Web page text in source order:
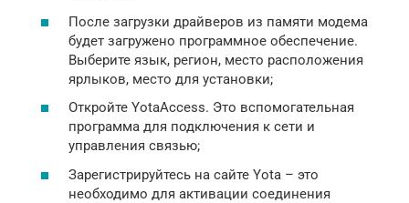
После загрузки драйверов из памяти модема
будет загружено программное обеспечение.
Выберите язык, регион, место расположения
ярлыков, место для установки;
Откройте YotaAccess. Это вспомогательная
программа для подключения к сети и
управления связью;
Зарегистрируйтесь на сайте Yota – это
необходимо для активации соединения